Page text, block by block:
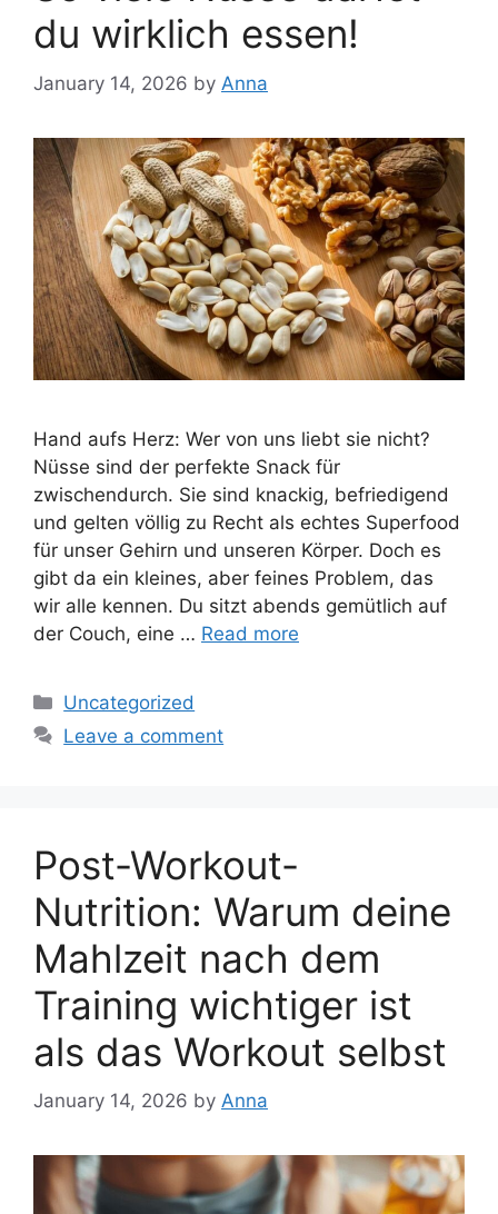
du wirklich essen!
January 14, 2026 by Anna
Hand aufs Herz: Wer von uns liebt sie nicht?
Nüsse sind der perfekte Snack für
zwischendurch. Sie sind knackig, befriedigend
und gelten völlig zu Recht als echtes Superfood
für unser Gehirn und unseren Körper. Doch es
gibt da ein kleines, aber feines Problem, das
wir alle kennen. Du sitzt abends gemütlich auf
der Couch, eine … Read more
Categories
Uncategorized
Leave a comment
Post-Workout-
Nutrition: Warum deine
Mahlzeit nach dem
Training wichtiger ist
als das Workout selbst
January 14, 2026 by Anna